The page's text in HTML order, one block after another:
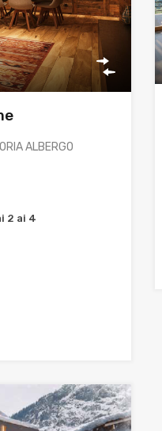
ALBERGO
2 ai 4